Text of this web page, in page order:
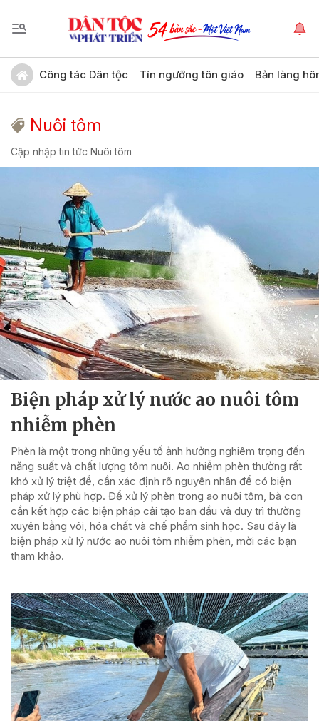
Công tác Dân tộc Tín ngưỡng tôn giáo Bản làng
Nuôi tôm
Cập nhập tin tức Nuôi tôm
Biện pháp xử lý nước ao nuôi tôm
nhiễm phèn
Phèn là một trong những yếu tố ảnh hưởng nghiêm trọng đến
năng suất và chất lượng tôm nuôi. Ao nhiễm phèn thường rất
khó xử lý triệt để, cần xác định rõ nguyên nhân để có biện
pháp xử lý phù hợp. Để xử lý phèn trong ao nuôi tôm, bà con
cần kết hợp các biện pháp cải tạo ban đầu và duy trì thường
xuyên bằng vôi, hóa chất và chế phẩm sinh học. Sau đây là
biện pháp xử lý nước ao nuôi tôm nhiễm phèn, mời các bạn
tham khảo.